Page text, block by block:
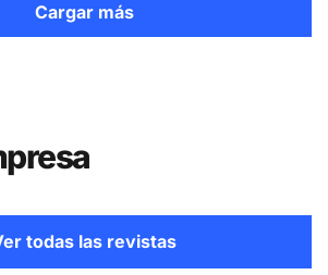
Cargar más
todas las revistas